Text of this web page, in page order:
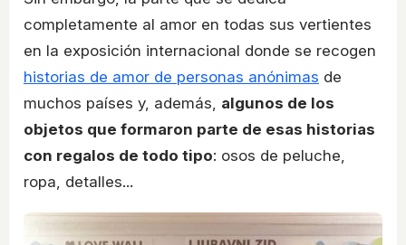
completamente al amor en todas sus vertientes
en la exposición internacional donde se recogen
historias de amor de personas anónimas de
muchos países y, además, algunos de los
objetos que formaron parte de esas historias
con regalos de todo tipo: osos de peluche,
ropa, detalles...